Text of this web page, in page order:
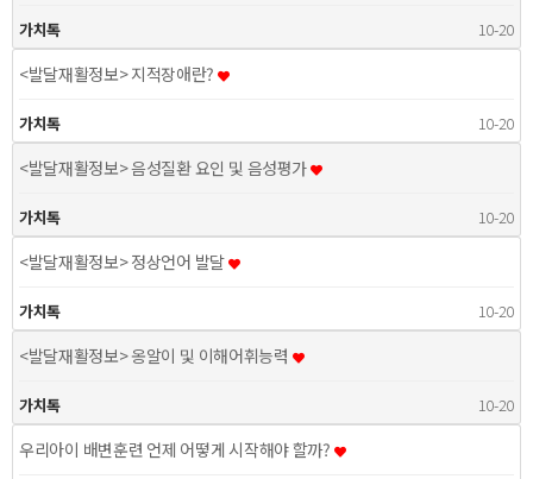
가치톡 10-20
<발달재활정보> 지적장애란?
가치톡 10-20
<발달재활정보> 음성질환 요인 및 음성평가
가치톡 10-20
<발달재활정보> 정상언어 발달
가치톡 10-20
<발달재활정보> 옹알이 및 이해어휘능력
가치톡 10-20
우리아이 배변훈련 언제 어떻게 시작해야 할까?